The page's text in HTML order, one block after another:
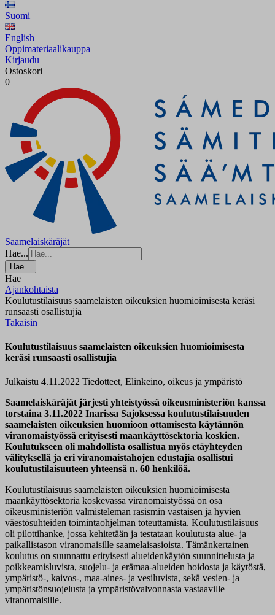
Suomi
English
Oppimateriaalikauppa
Kirjaudu
Ostoskori
0
Saamelaiskäräjät
Hae...
Hae...
Hae
Ajankohtaista
Koulutustilaisuus saamelaisten oikeuksien huomioimisesta keräsi
runsaasti osallistujia
Takaisin
Koulutustilaisuus saamelaisten oikeuksien huomioimisesta
keräsi runsaasti osallistujia
Julkaistu 4.11.2022 Tiedotteet, Elinkeino, oikeus ja ympäristö
Saamelaiskäräjät järjesti yhteistyössä oikeusministeriön kanssa
torstaina 3.11.2022 Inarissa Sajoksessa koulutustilaisuuden
saamelaisten oikeuksien huomioon ottamisesta käytännön
viranomaistyössä erityisesti maankäyttösektoria koskien.
Koulutukseen oli mahdollista osallistua myös etäyhteyden
välityksellä ja eri viranomaistahojen edustajia osallistui
koulutustilaisuuteen yhteensä n. 60 henkilöä.
Koulutustilaisuus saamelaisten oikeuksien huomioimisesta
maankäyttösektoria koskevassa viranomaistyössä on osa
oikeusministeriön valmisteleman rasismin vastaisen ja hyvien
väestösuhteiden toimintaohjelman toteuttamista. Koulutustilaisuus
oli pilottihanke, jossa kehitetään ja testataan koulutusta alue- ja
paikallistason viranomaisille saamelaisasioista. Tämänkertainen
koulutus on suunnattu erityisesti alueidenkäytön suunnittelusta ja
poikkeamisluvista, suojelu- ja erämaa-alueiden hoidosta ja käytöstä,
ympäristö-, kaivos-, maa-aines- ja vesiluvista, sekä vesien- ja
ympäristönsuojelusta ja ympäristövalvonnasta vastaaville
viranomaisille.